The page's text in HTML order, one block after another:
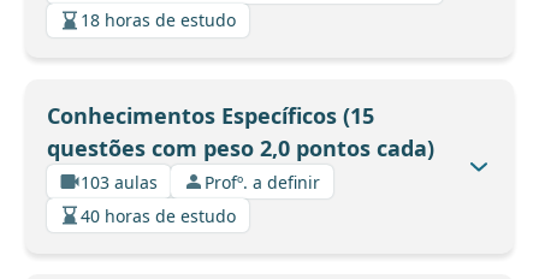
18 horas de estudo
Conhecimentos Específicos (15
questões com peso 2,0 pontos cada)
103 aulas
Profº. a definir
40 horas de estudo